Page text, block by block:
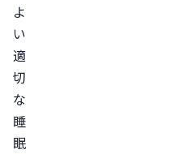
よ
い
適
切
な
睡
眠